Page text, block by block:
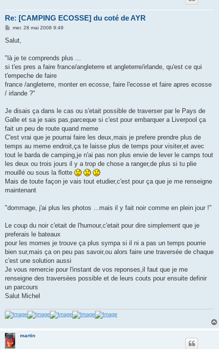
Re: [CAMPING ECOSSE] du coté de AYR
M
s
g
mer. 28 mai 2008 9:49
Salut,
"là je te comprends plus ...
si t'es pres a faire france/angleterre et angleterre/irlande, qu'est ce qui
t'empeche de faire
france /angleterre, monter en ecosse, faire l'ecosse et faire apres ecosse
/ irlande ?"
Je disais ça dans le cas ou s'etait possible de traverser par le Pays de
Galle et sa je sais pas,parceque si c'est pour embarquer a Liverpool ça
fait un peu de route quand meme
C'est vrai que je pourrai faire les deux,mais je prefere prendre plus de
temps au meme endroit,ça te laisse plus de temps pour visiter,et avec
tout le barda de camping,je n'ai pas non plus envie de lever le camps tout
les deux ou trois jours il y a trop de chose a ranger,de plus si tu plie
mouillé ou sous la flotte
Mais de toute façon je vais tout etudier,c'est pour ça que je me renseigne
maintenant
"dommage, j'ai plus les photos ...mais il y fait noir comme en plein jour !"
Le coup du noir c'etait de l'humour,c'etait pour dire simplement que je
preferais le bateaux
pour les momes je trouve ça plus sympa si il ni a pas un temps pourrie
bien sur,mais ça on peu pas savoir,ou alors faire une traversée de chaque
c'est une solution aussi
Je vous remercie pour l'instant de vos reponses,il faut que je me
renseigne des traversées possible et de leurs couts pour ensuite definir
un parcours
Salut Michel
martin